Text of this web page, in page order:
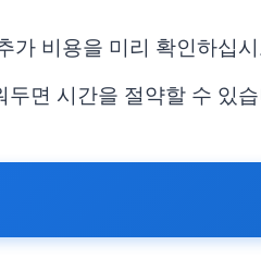
가 비용을 미리 확인하십
면 시간을 절약할 수 있